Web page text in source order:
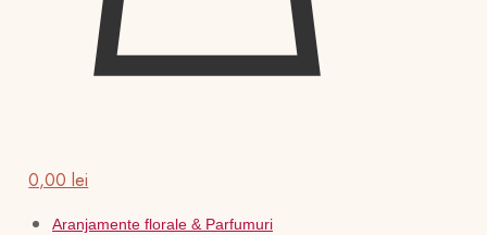
0,00 lei
Aranjamente florale & Parfumuri